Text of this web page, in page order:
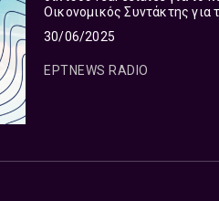
Οικονομικός Συντάκτης
30/06/2025
ΕΡΤNEWS RADIO